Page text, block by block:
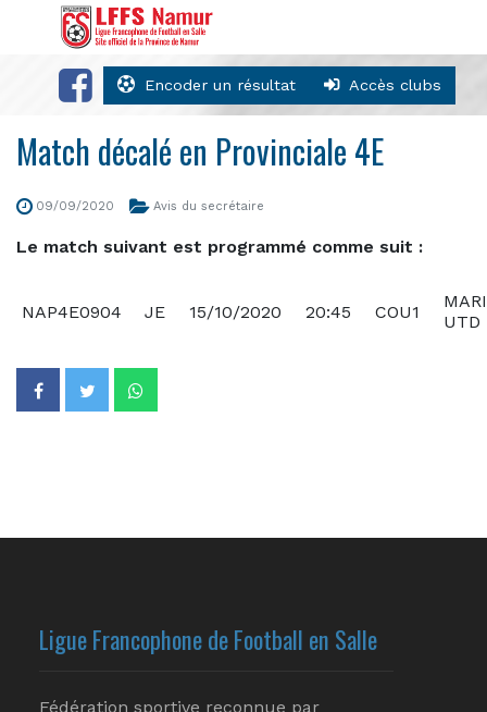
Encoder un résultat Accès clubs
Match décalé en Provinciale 4E
09/09/2020 Avis du secrétaire
Le match suivant est programmé comme suit :
NAP4E0904 JE 15/10/2020 20:45 COU1
UTD
Ligue Francophone de Football en Salle
Fédération sportive reconnue par